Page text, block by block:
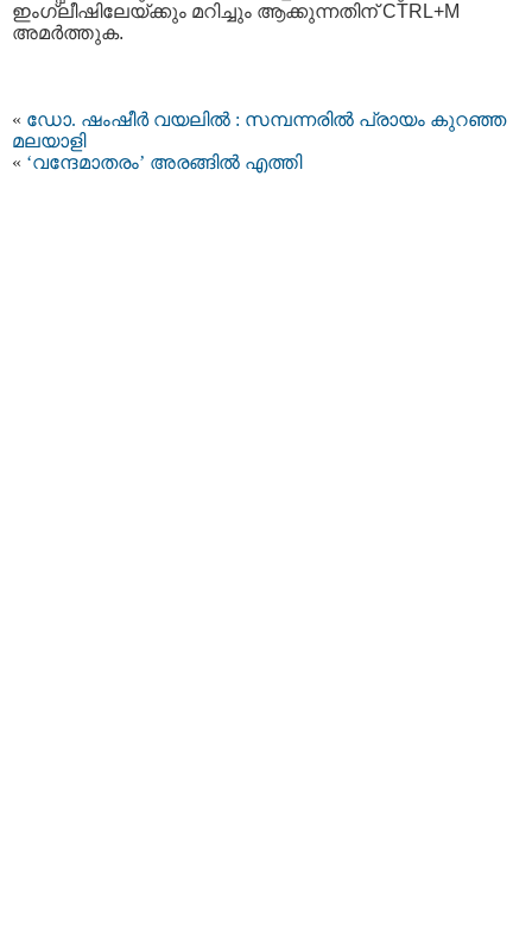
ഇംഗ്ലീഷിലേയ്ക്കും മറിച്ചും ആക്കുന്നതിന് CTRL+M
അമര്‍ത്തുക.
« ഡോ. ഷംഷീര്‍ വയലില്‍ : സമ്പന്നരില്‍ പ്രായം കുറഞ്ഞ
മലയാളി
« ‘വന്ദേമാതരം’ അരങ്ങില്‍ എത്തി